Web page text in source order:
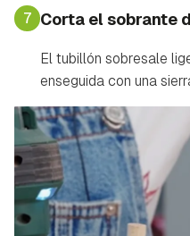
7 Corta el sobrante
El tubillón sobresale
enseguida con una